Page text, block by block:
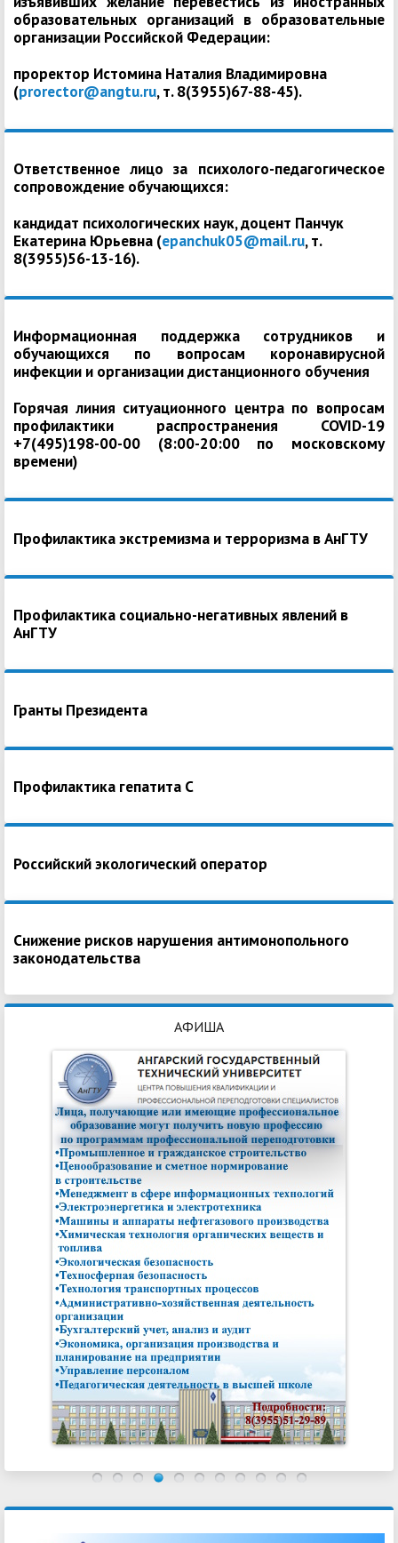
образовательных организаций в образовательные
организации Российской Федерации:
проректор Истомина Наталия Владимировна
(prorector@angtu.ru, т. 8(3955)67-88-45).
Ответственное лицо за психолого-педагогическое
сопровождение обучающихся:
кандидат психологических наук, доцент Панчук
Екатерина Юрьевна (epanchuk05@mail.ru, т.
8(3955)56-13-16).
Информационная поддержка сотрудников и
обучающихся по вопросам коронавирусной
инфекции и организации дистанционного обучения
Горячая линия ситуационного центра по вопросам
профилактики распространения COVID-19
+7(495)198-00-00 (8:00-20:00 по московскому
времени)
Профилактика экстремизма и терроризма в АнГТУ
Профилактика социально-негативных явлений в
АнГТУ
Гранты Президента
Профилактика гепатита С
Российский экологический оператор
Снижение рисков нарушения антимонопольного
законодательства
АФИША